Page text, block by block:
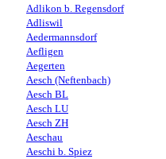
Adlikon b. Regensdorf
Adliswil
Aedermannsdorf
Aefligen
Aegerten
Aesch (Neftenbach)
Aesch BL
Aesch LU
Aesch ZH
Aeschau
Aeschi b. Spiez